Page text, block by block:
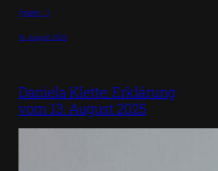
(mehr …)
16. August 2025
Daniela Klette: Erklärung
vom 13. August 2025